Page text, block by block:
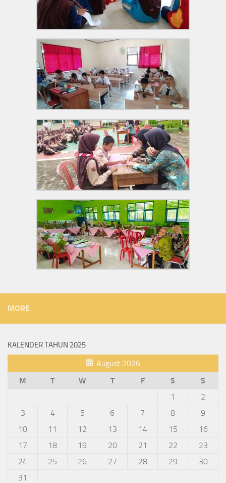
MORE
KALENDER TAHUN 2025
August 2026
M
T W T F S
S
1
2
3
4 5 6 7 8
9
10
11 12 13 14 15
16
17
18 19 20 21 22
23
24
25 26 27 28 29
30
31